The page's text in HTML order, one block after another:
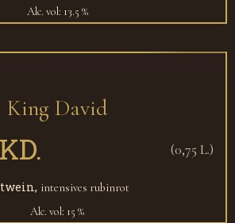
Alc. vol: 13.5 %
King David
(0,75 L.)
intensives rubinrot
Alc. vol: 15 %